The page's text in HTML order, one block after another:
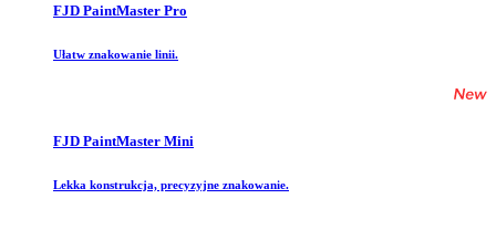
FJD PaintMaster Pro
Ułatw znakowanie linii.
FJD PaintMaster Mini
Lekka konstrukcja, precyzyjne znakowanie.